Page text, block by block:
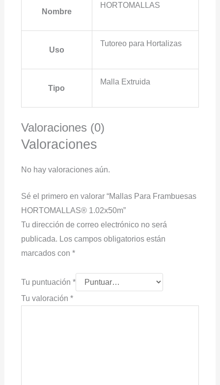
Nombre
HORTOMALLAS
Uso
Tutoreo para Hortalizas
Tipo
Malla Extruida
Valoraciones (0)
Valoraciones
No hay valoraciones aún.
Sé el primero en valorar “Mallas Para Frambuesas
HORTOMALLAS® 1.02x50m”
Tu dirección de correo electrónico no será
publicada. Los campos obligatorios están
marcados con *
Tu puntuación *
Tu valoración *